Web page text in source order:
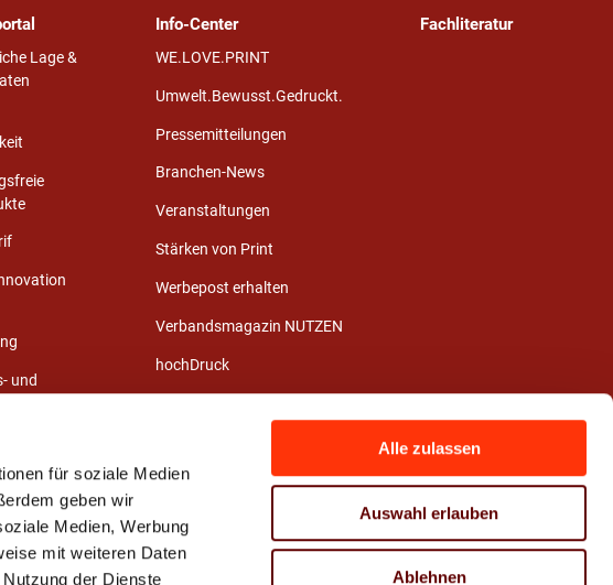
für soziale Medien
geben wir
Medien, Werbung
mit weiteren Daten
der Dienste
Alle zulassen
Auswahl erlauben
Ablehnen
Lage &
und
Info-Center
WE.LOVE.PRINT
Umwelt.Bewusst.Gedruckt.
Pressemitteilungen
Branchen-News
Veranstaltungen
Stärken von Print
Werbepost erhalten
Verbandsmagazin NUTZEN
hochDruck
Stellenangebote
Azubi- und
Praktikumsbörse
Pressematerial
Fachliteratur